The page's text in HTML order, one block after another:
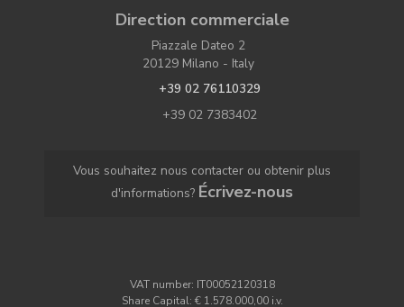
Direction commerciale
Piazzale Dateo 2
20129 Milano - Italy
+39 02 76110329
+39 02 7383402
Vous souhaitez nous contacter ou obtenir plus
d'informations? Écrivez-nous
VAT number: IT00052120318
Share Capital: € 1.578.000,00 i.v.